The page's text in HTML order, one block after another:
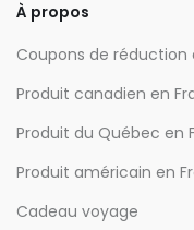
À propos
Coupons de réduction
Produit canadien en
Produit du Québec en
Produit américain en
Cadeau voyage